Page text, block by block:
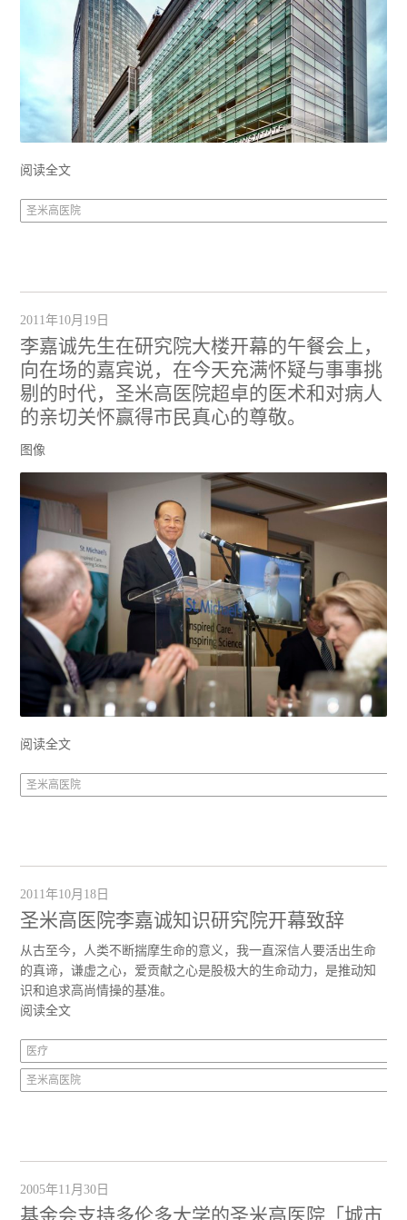
阅读全文
圣米高医院
2011年10月19日
李嘉诚先生在研究院大楼开幕的午餐会上，
向在场的嘉宾说，在今天充满怀疑与事事挑
剔的时代，圣米高医院超卓的医术和对病人
的亲切关怀赢得市民真心的尊敬。
图像
阅读全文
圣米高医院
2011年10月18日
圣米高医院李嘉诚知识研究院开幕致辞
从古至今，人类不断揣摩生命的意义，我一直深信人要活出生命
的真谛，谦虚之心，爱贡献之心是股极大的生命动力，是推动知
识和追求高尚情操的基准。
阅读全文
医疗
圣米高医院
2005年11月30日
基金会支持多伦多大学的圣米高医院「城市